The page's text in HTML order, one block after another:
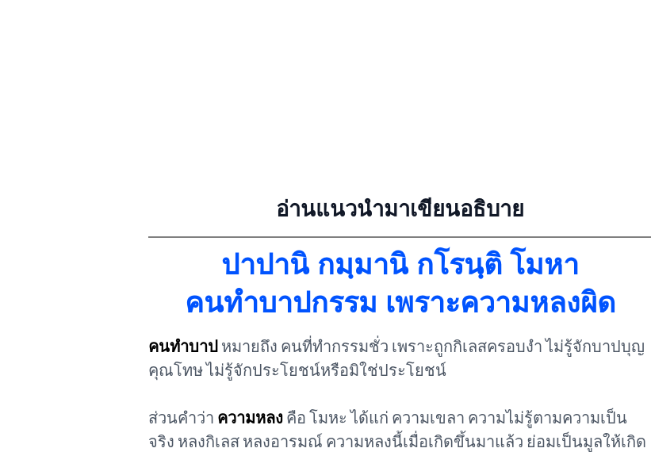
อ่านแนวนำมาเขียนอธิบาย
ปาปานิ กมฺมานิ กโรนฺติ โมหา
คนทำบาปกรรม เพราะความหลงผิด
คนทำบาป หมายถึง คนที่ทำกรรมชั่ว เพราะถูกกิเลสครอบงำ ไม่รู้จักบาปบุญ
คุณโทษ ไม่รู้จักประโยชน์หรือมิใช่ประโยชน์
ส่วนคำว่า ความหลง คือ โมหะ ได้แก่ ความเขลา ความไม่รู้ตามความเป็น
จริง หลงกิเลส หลงอารมณ์ ความหลงนี้เมื่อเกิดขึ้นมาแล้ว ย่อมเป็นมูลให้เกิด